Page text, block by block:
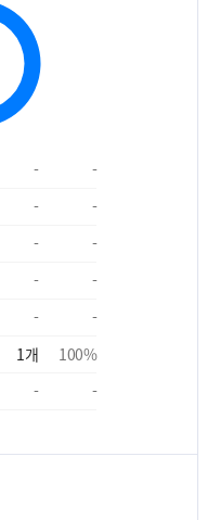
-
-
-
-
-
-
-
-
-
-
1개 100%
- -